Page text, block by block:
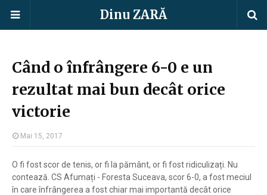
Dinu ZARĂ
Când o înfrângere 6-0 e un
rezultat mai bun decât orice
victorie
Mai 15, 2017
O fi fost scor de tenis, or fi la pământ, or fi fost ridiculizați. Nu
contează. CS Afumați - Foresta Suceava, scor 6-0, a fost meciul
în care înfrângerea a fost chiar mai importantă decât orice